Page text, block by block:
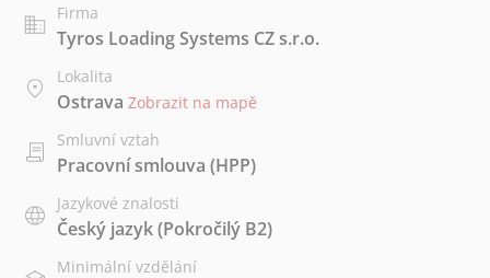
Firma
Tyros Loading Systems CZ s.r.o.
Lokalita
Ostrava Zobrazit na mapě
Smluvní vztah
Pracovní smlouva (HPP)
Jazykové znalosti
Český jazyk(Pokročilý B2)
Minimální vzdělání